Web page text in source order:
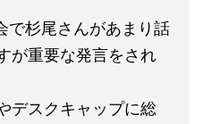
で杉尾さんがあまり話
が重要な発言をされ
デスクキャップに総